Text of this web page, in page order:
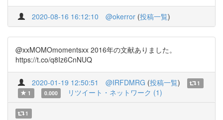
2020-08-16 16:12:10 @okerror (投稿一覧)
@xxMOMOmomentsxx 2016年の文献ありました。
https://t.co/q8Iz6CnNUQ
2020-01-19 12:50:51 @IRFDMRG (投稿一覧)
1
1
0.000 リツイート・ネットワーク (1)
1